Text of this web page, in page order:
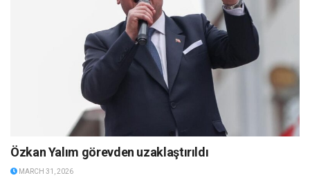
Özkan Yalım görevden uzaklaştırıldı
MARCH 31, 2026